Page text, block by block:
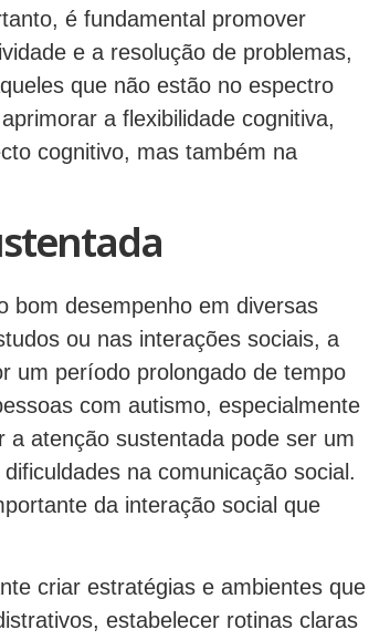
é fundamental promover
e a resolução de problemas,
que não estão no espectro
a flexibilidade cognitiva,
cognitivo, mas também na
bom desempenho em diversas
ou nas interações sociais, a
um período prolongado de tempo
com autismo, especialmente
atenção sustentada pode ser um
na comunicação social.
da interação social que
criar estratégias e ambientes que
estabelecer rotinas claras